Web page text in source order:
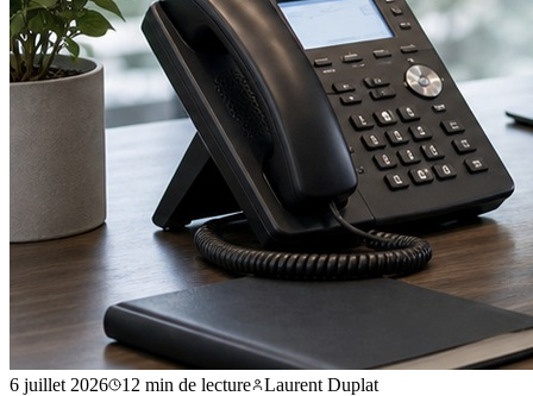
6 juillet 2026 12 min de lecture Laurent Duplat